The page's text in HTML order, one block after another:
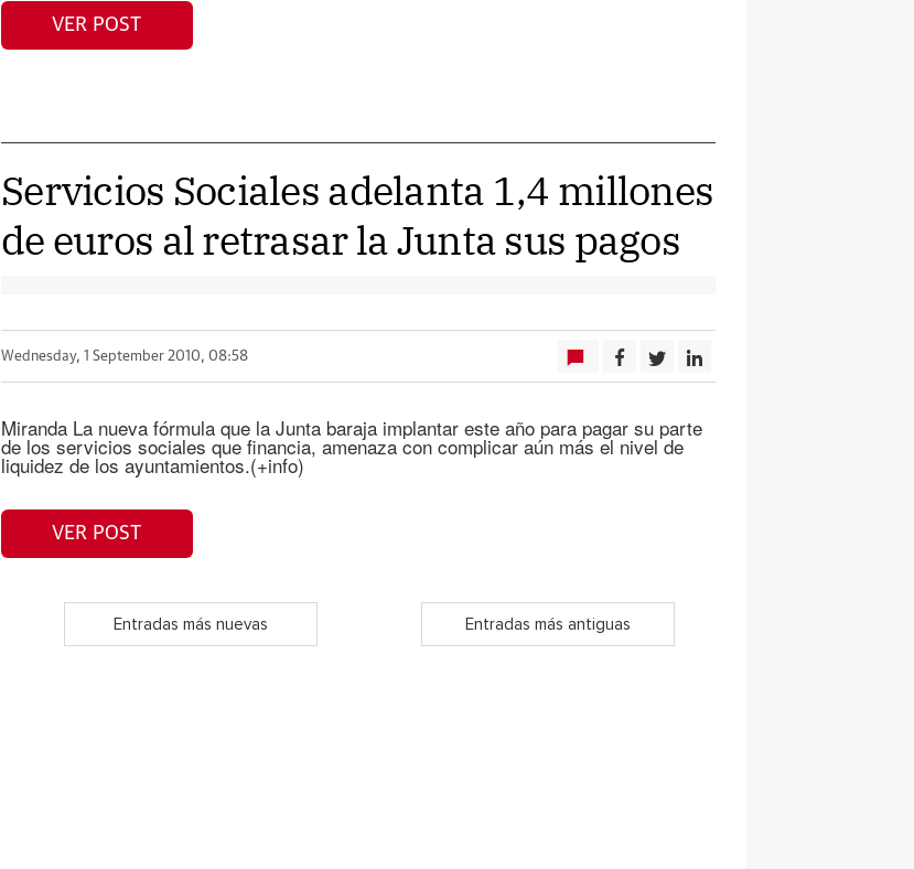
VER POST
Servicios Sociales adelanta 1,4 millones
de euros al retrasar la Junta sus pagos
Wednesday, 1 September 2010, 08:58
Miranda La nueva fórmula que la Junta baraja implantar este año para pagar su parte
de los servicios sociales que financia, amenaza con complicar aún más el nivel de
liquidez de los ayuntamientos.(+info)
VER POST
Entradas más nuevas Entradas más antiguas